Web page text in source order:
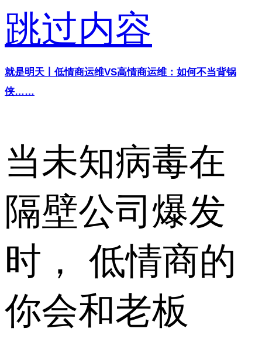
跳过内容
就是明天丨低情商运维VS高情商运维：如何不当背锅
侠……
当未知病毒在
隔壁公司爆发
时， 低情商的
你会和老板